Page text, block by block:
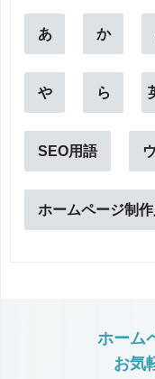
あ か
や ら
SEO用語
ホームページ制
ホーム
お気